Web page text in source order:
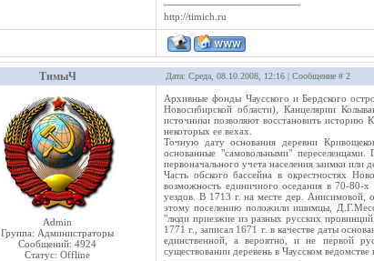
http://timich.ru
ТимыЧ Дата: Среда, 08.10.2008, 12:16 | Сообщение # 2
Admin
Группа: Администраторы
Сообщений: 4924
Статус: Offline
Архивные фонды Чаусского и Бердского
Новосибирской области), Канцелярии
источники позволяют восстановить
некоторых ее вехах.
Точную дату основания деревни
основанные "самовольными"
первоначального учета населения заимки или
Часть обского бассейна в окрестностях
возможность единичного оседания в 70-80-
уездов. В 1713 г. на месте дер. Анисимовой,
этому поселению положили ишимцы,
"люди приезжие из разных русских
1771 г., записал 1671 г. в качестве даты
единственной, а вероятно, и не первой
существовании деревень в Чаусском